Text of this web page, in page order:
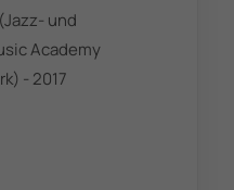
und
Academy
- 2017